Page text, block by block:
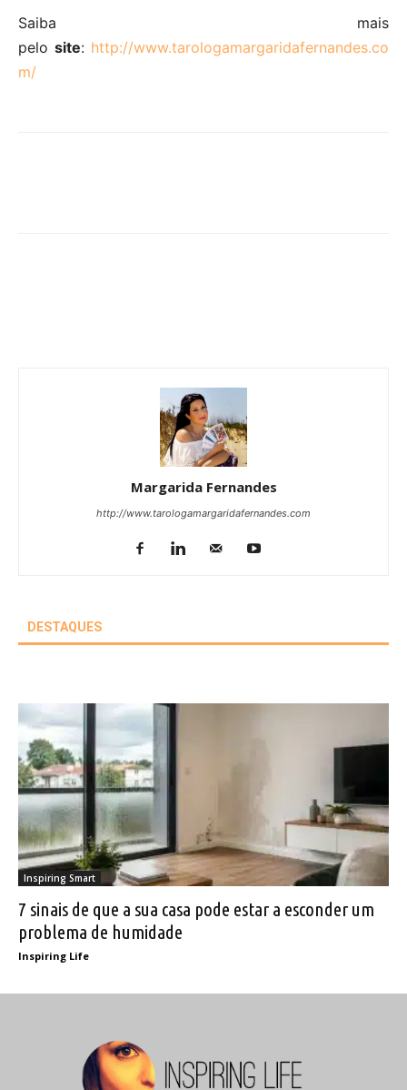
Saiba mais
pelo site: http://www.tarologamargaridafernandes.co
m/
Margarida Fernandes
http://www.tarologamargaridafernandes.com
DESTAQUES
Inspiring Smart
7 sinais de que a sua casa pode estar a esconder um
problema de humidade
Inspiring Life